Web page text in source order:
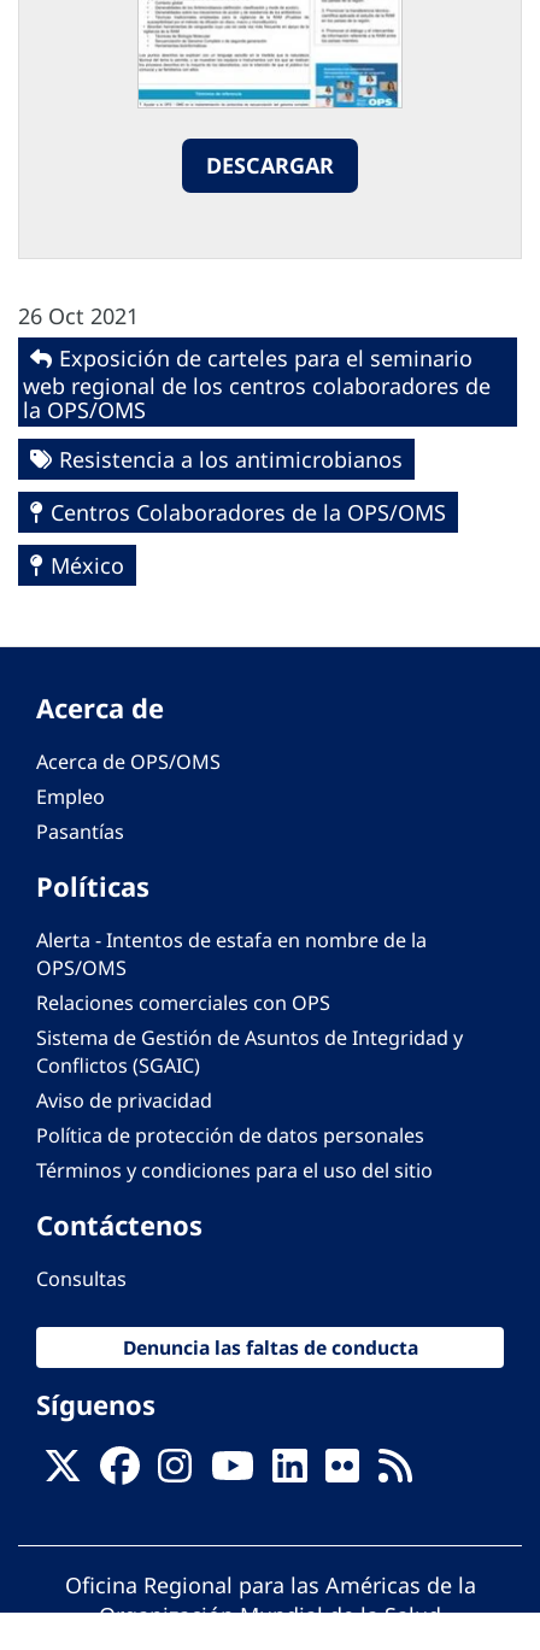
DESCARGAR
26 Oct 2021
Exposición de carteles para el seminario
web regional de los centros colaboradores de
la OPS/OMS
Resistencia a los antimicrobianos
Centros Colaboradores de la OPS/OMS
México
Acerca de
Acerca de OPS/OMS
Empleo
Pasantías
Políticas
Alerta - Intentos de estafa en nombre de la
OPS/OMS
Relaciones comerciales con OPS
Sistema de Gestión de Asuntos de Integridad y
Conflictos (SGAIC)
Aviso de privacidad
Política de protección de datos personales
Términos y condiciones para el uso del sitio
Contáctenos
Consultas
Denuncia las faltas de conducta
Síguenos
Oficina Regional para las Américas de la
Organización Mundial de la Salud